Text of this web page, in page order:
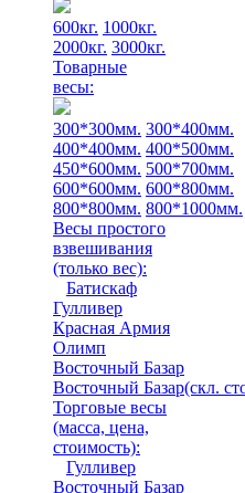
600кг. 1000кг.
2000кг. 3000кг.
Товарные
весы:
300*300мм. 300*400мм.
400*400мм. 400*500мм.
450*600мм. 500*700мм.
600*600мм. 600*800мм.
800*800мм. 800*1000мм.
Весы простого
взвешивания
(только вес):
Батискаф
Гулливер
Красная Армия
Олимп
Восточный Базар
Восточный Базар(скл.
Торговые весы
(масса, цена,
стоимость):
Гулливер
Восточный Базар